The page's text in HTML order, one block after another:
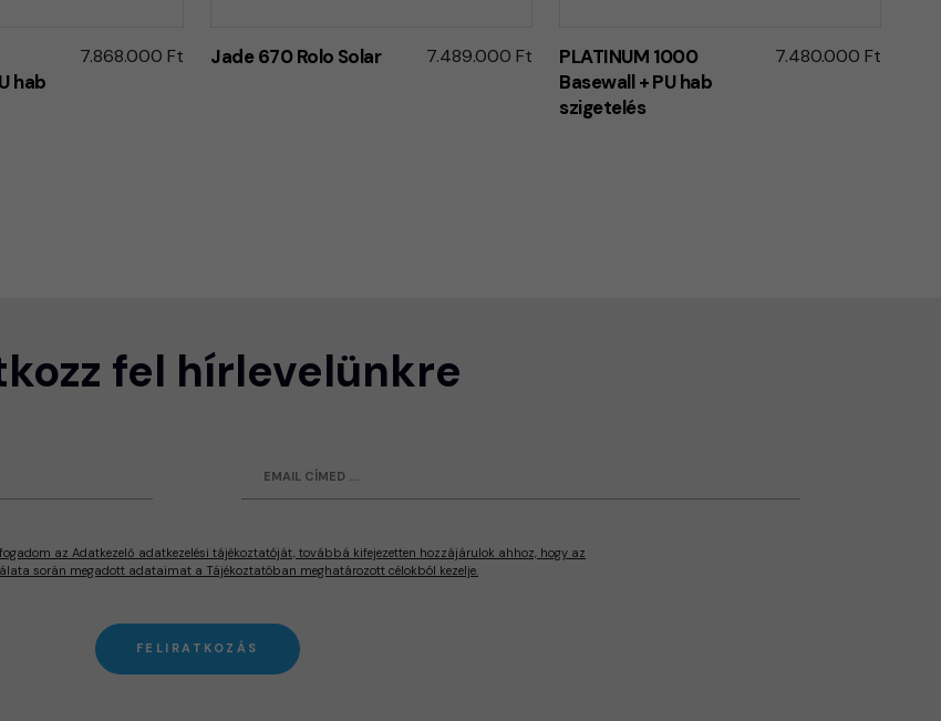
hab
7.868.000 Ft Jade 670 Rolo Solar 7.489.000 Ft
PLATINUM 1000
Basewall + PU hab
szigetelés
7.480.000 Ft
fel hírlevelünkre
az Adatkezelő adatkezelési tájékoztatóját, továbbá kifejezetten hozzájárulok ahhoz, hogy az
során megadott adataimat a Tájékoztatóban meghatározott célokból kezelje.
FELIRATKOZÁS